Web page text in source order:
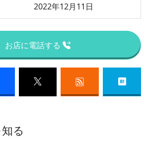
2022年12月11日
お店に電話する
る